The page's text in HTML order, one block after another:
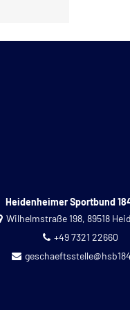
Heidenheimer Sportbund
Wilhelmstraße 198, 89518
+49 7321 22660